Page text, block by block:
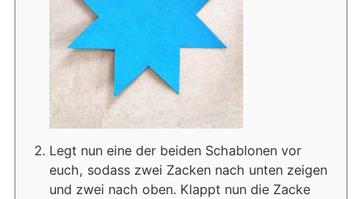
Legt nun eine der beiden Schablonen vor
euch, sodass zwei Zacken nach unten zeigen
und zwei nach oben. Klappt nun die Zacke